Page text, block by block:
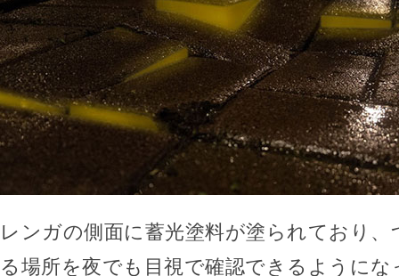
レンガの側面に蓄光塗料が塗られており
る場所を夜でも目視で確認できるように